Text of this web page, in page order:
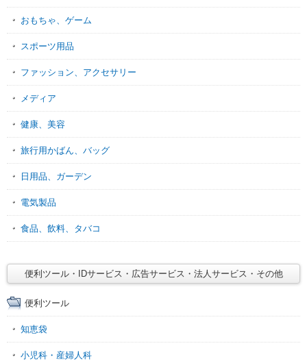
おもちゃ、ゲーム
スポーツ用品
ファッション、アクセサリー
メディア
健康、美容
旅行用かばん、バッグ
日用品、ガーデン
電気製品
食品、飲料、タバコ
便利ツール・IDサービス・広告サービス・法人サービス・その他
便利ツール
知恵袋
小児科・産婦人科